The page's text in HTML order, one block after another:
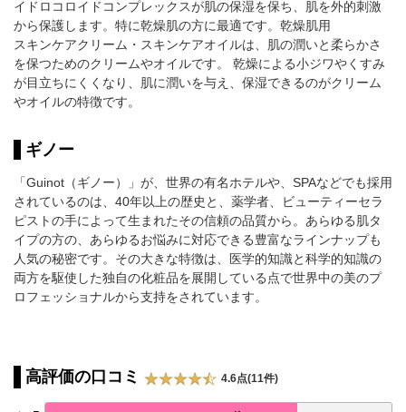
イドロコロイドコンプレックスが肌の保湿を保ち、肌を外的刺激
から保護します。特に乾燥肌の方に最適です。乾燥肌用
スキンケアクリーム・スキンケアオイルは、肌の潤いと柔らかさ
を保つためのクリームやオイルです。 乾燥による小ジワやくすみ
が目立ちにくくなり、肌に潤いを与え、保湿できるのがクリーム
やオイルの特徴です。
ギノー
「Guinot（ギノー）」が、世界の有名ホテルや、SPAなどでも採用
されているのは、40年以上の歴史と、薬学者、ビューティーセラ
ピストの手によって生まれたその信頼の品質から。あらゆる肌タ
イプの方の、あらゆるお悩みに対応できる豊富なラインナップも
人気の秘密です。その大きな特徴は、医学的知識と科学的知識の
両方を駆使した独自の化粧品を展開している点で世界中の美のプ
ロフェッショナルから支持をされています。
高評価の口コミ 4.6点(11件)